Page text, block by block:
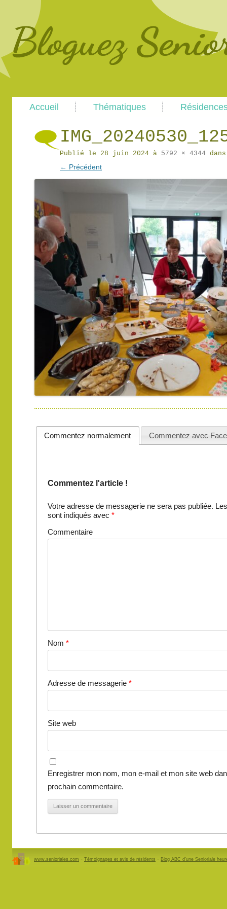
menuAccueil Thématiques
Publié le 28 juin 2024 à 5792 × 4344
← Précédent
Commentez normalement Commentez avec
Commentez l'article !
Votre adresse de messagerie ne sera pas publiée.
sont indiqués avec *
Commentaire
Nom *
Adresse de messagerie *
Site web
Enregistrer mon nom, mon e-mail et mon site web
prochain commentaire.
www.senioriales.com - Témoignages et avis de résidents - Blog ABC d’une Senioriale